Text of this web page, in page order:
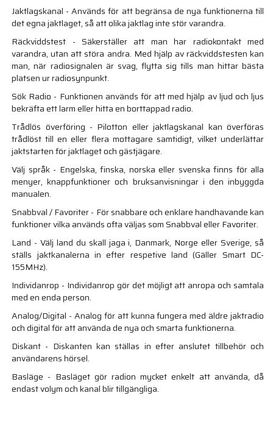
Jaktlagskanal - Används för att begränsa de nya funktionerna till
det egna jaktlaget, så att olika jaktlag inte stör varandra.
Räckviddstest - Säkerställer att man har radiokontakt med
varandra, utan att störa andra. Med hjälp av räckviddstesten kan
man, när radiosignalen är svag, flytta sig tills man hittar bästa
platsen ur radiosynpunkt.
Sök Radio - Funktionen används för att med hjälp av ljud och ljus
bekräfta ett larm eller hitta en borttappad radio.
Trådlös överföring - Pilotton eller jaktlagskanal kan överföras
trådlöst till en eller flera mottagare samtidigt, vilket underlättar
jaktstarten för jaktlaget och gästjägare.
Välj språk - Engelska, finska, norska eller svenska finns för alla
menyer, knappfunktioner och bruksanvisningar i den inbyggda
manualen.
Snabbval / Favoriter - För snabbare och enklare handhavande kan
funktioner vilka används ofta väljas som Snabbval eller Favoriter.
Land - Välj land du skall jaga i, Danmark, Norge eller Sverige, så
ställs jaktkanalerna in efter respetive land (Gäller Smart DC-
155MHz).
Individanrop - Individanrop gör det möjligt att anropa och samtala
med en enda person.
Analog/Digital - Analog för att kunna fungera med äldre jaktradio
och digital för att använda de nya och smarta funktionerna.
Diskant - Diskanten kan ställas in efter anslutet tillbehör och
användarens hörsel.
Basläge - Basläget gör radion mycket enkelt att använda, då
endast volym och kanal blir tillgängliga.